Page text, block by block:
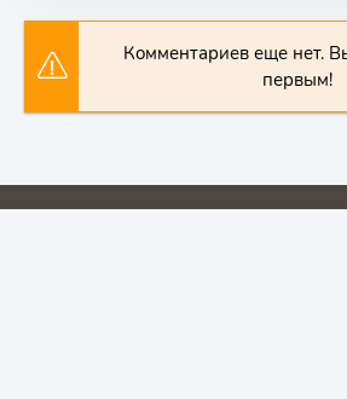
Комментариев еще нет.
первым!